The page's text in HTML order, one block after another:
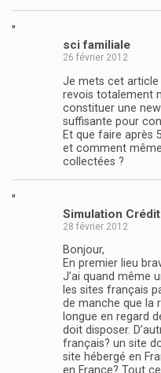
"
sci familiale
26 février 2012
Je mets cet
revois totalement
constituer une
suffisante pour
Et que faire après
et comment
collectées ?
"
Simulation Crédit
28 février 2012
Bonjour,
En premier lieu
J’ai quand même
les sites français
de manche que la
longue en regard
doit disposer.
français? un site
site hébergé en